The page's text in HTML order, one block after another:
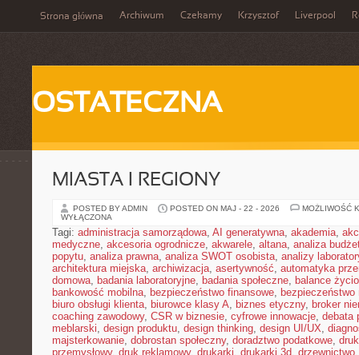
Strona główna Archiwum Czekamy Krzysztof Liverpool
OSTATECZNA
MIASTA I REGIONY
POSTED BY ADMIN POSTED ON MAJ - 22 - 2026
MOŻLIWOŚĆ
WYŁĄCZONA
Tagi: administracja samorządowa, AI generatywna, akademia,
medyczne, akcesoria ogrodnicze, akwarele, altana, analiza
popytu, analiza prawna, analiza SWOT osobista, analizy
architektura miejska, archiwizacja, asertywność, automatyka
domowa, badania laboratoryjne, badania społeczne, balance
bankowość mobilna, bezpieczeństwo finansowe, bezpieczeństwo
biuro obsługi klienta, biurowce klasy A, biznes etyczny, broker
coaching zawodowy, CSR w biznesie, cyfrowe innowacje, debata
meblarski, design produktu, design thinking, design UI/UX,
majsterkowanie, dobrostan społeczny, doradztwo podatkowe,
przemysłowy, druk reklamowy, drukarki, drukarki 3d, drzewnictwo